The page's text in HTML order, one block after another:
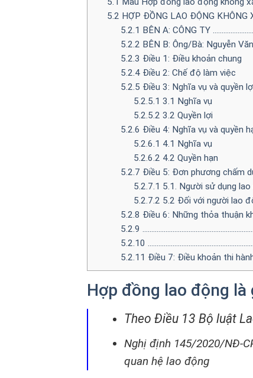
5.2 HỢP ĐỒNG LAO ĐỘNG
5.2.1 BÊN A: CÔNG TY
5.2.2 BÊN B: Ông/Bà: Nguyễn
5.2.3 Điều 1: Điều khoản chung
5.2.4Điều 2: Chế độ làm việc
5.2.5 Điều 3: Nghĩa vụ và quyền
5.2.5.1 3.1 Nghĩa vụ
5.2.5.2 3.2 Quyền lợi
5.2.6 Điều 4: Nghĩa vụ và quyền
5.2.6.1 4.1 Nghĩa vụ
5.2.6.2 4.2 Quyền hạn
5.2.7 Điều 5: Đơn phương chấm
5.2.7.1 5.1. Người sử dụng
5.2.7.2 5.2 Đối với người lao
5.2.8 Điều 6: Những thỏa thuận
5.2.9
5.2.10
5.2.11 Điều 7: Điều khoản thi
Hợp đồng lao động là
Theo Điều 13 Bộ luật
Nghị định 145/2020/NĐ-
quan hệ lao động